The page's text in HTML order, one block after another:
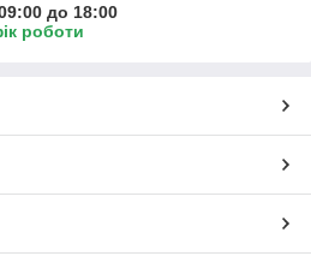
до 18:00
роботи